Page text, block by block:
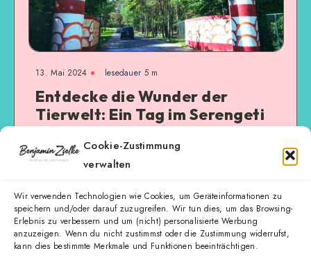
Cookie-Zustimmung
verwalten
Wir verwenden Technologien wie Cookies, um Geräteinformationen zu
speichern und/oder darauf zuzugreifen. Wir tun dies, um das Browsing-
Erlebnis zu verbessern und um (nicht) personalisierte Werbung
anzuzeigen. Wenn du nicht zustimmst oder die Zustimmung widerrufst,
kann dies bestimmte Merkmale und Funktionen beeinträchtigen.
13. Mai 2024 lesedauer 5 m
Entdecke die Wunder der
Tierwelt: Ein Tag im Serengeti
Park Hodenhagen
Es war der 09. Mai 2024 – Christi Himmelfahrt, oder wie
war klar, dass ich nicht Zuhause rumsitzen…
Weiterlesen